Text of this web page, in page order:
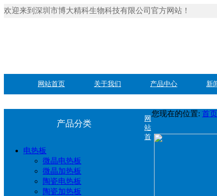
欢迎来到深圳市博大精科生物科技有限公司官方网站！
网站首页 关于我们 产品中心 新
产品分类
电热板
微晶电热板
微晶加热板
陶瓷电热板
陶瓷加热板
您现在的位置: 首页
网
站
首